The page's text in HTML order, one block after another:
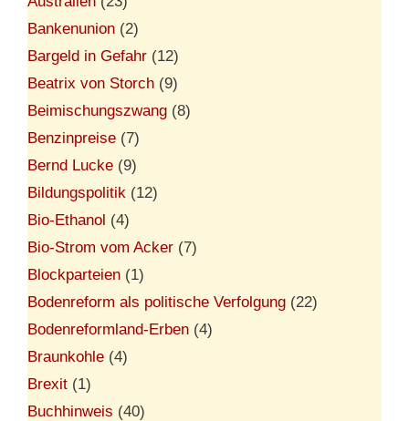
Bankenunion (2)
Bargeld in Gefahr (12)
Beatrix von Storch (9)
Beimischungszwang (8)
Benzinpreise (7)
Bernd Lucke (9)
Bildungspolitik (12)
Bio-Ethanol (4)
Bio-Strom vom Acker (7)
Blockparteien (1)
Bodenreform als politische Verfolgung (22)
Bodenreformland-Erben (4)
Braunkohle (4)
Brexit (1)
Buchhinweis (40)